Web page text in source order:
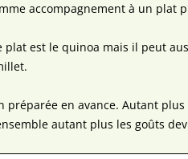
accompagnement à un plat
plat est le quinoa mais il peut
préparée en avance. Autant
autant plus les goûts